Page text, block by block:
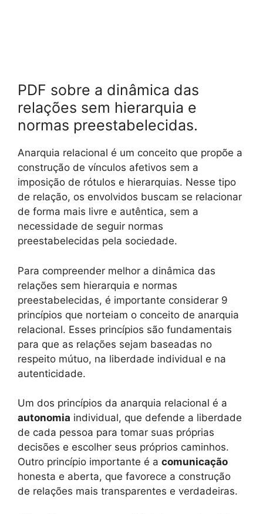
PDF sobre a dinâmica das
relações sem hierarquia e
normas preestabelecidas.
Anarquia relacional é um conceito que propõe a
construção de vínculos afetivos sem a
imposição de rótulos e hierarquias. Nesse tipo
de relação, os envolvidos buscam se relacionar
de forma mais livre e autêntica, sem a
necessidade de seguir normas
preestabelecidas pela sociedade.
Para compreender melhor a dinâmica das
relações sem hierarquia e normas
preestabelecidas, é importante considerar 9
princípios que norteiam o conceito de anarquia
relacional. Esses princípios são fundamentais
para que as relações sejam baseadas no
respeito mútuo, na liberdade individual e na
autenticidade.
Um dos princípios da anarquia relacional é a
autonomia individual, que defende a liberdade
de cada pessoa para tomar suas próprias
decisões e escolher seus próprios caminhos.
Outro princípio importante é a comunicação
honesta e aberta, que favorece a construção
de relações mais transparentes e verdadeiras.